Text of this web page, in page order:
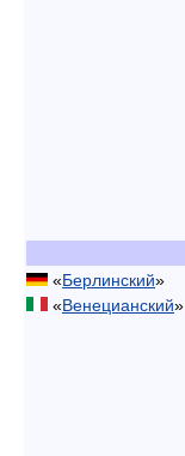
«Берлинский»
«Венецианский»